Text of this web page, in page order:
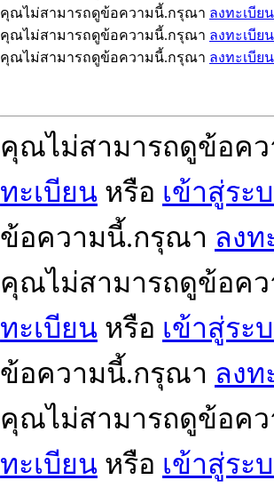
คุณไม่สามารถดูข้อความนี้.กรุณา ลงทะเบียน
คุณไม่สามารถดูข้อความนี้.กรุณา ลงทะเบียน
คุณไม่สามารถดูข้อความนี้.กรุณา ลงทะเบียน
คุณไม่สามารถดูข้อค
ทะเบียน หรือ เข้าสู่ระ
ข้อความนี้.กรุณา ลงท
คุณไม่สามารถดูข้อค
ทะเบียน หรือ เข้าสู่ระ
ข้อความนี้.กรุณา ลงท
คุณไม่สามารถดูข้อค
ทะเบียน หรือ เข้าสู่ระ